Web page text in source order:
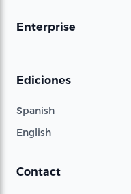
Enterprise
Ediciones
Spanish
English
Contact